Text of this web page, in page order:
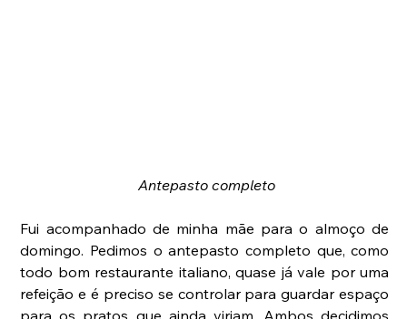
Antepasto completo
Fui acompanhado de minha mãe para o almoço de
domingo. Pedimos o antepasto completo que, como
todo bom restaurante italiano, quase já vale por uma
refeição e é preciso se controlar para guardar espaço